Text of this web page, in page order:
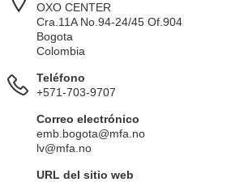
OXO CENTER
Cra.11A No.94-24/45 Of.904
Bogota
Colombia
Teléfono
+571-703-9707
Correo electrónico
emb.bogota@mfa.no
lv@mfa.no
URL del sitio web